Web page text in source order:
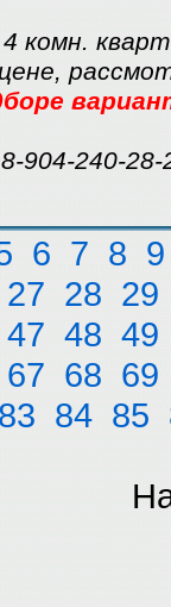
комн.
904-240-28-
6 7 8 9
27 28 29
47 48 49
67 68 69
83 84 85